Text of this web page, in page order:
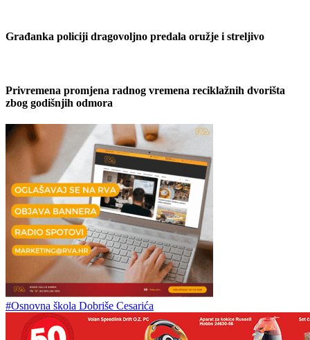
Građanka policiji dragovoljno predala oružje i streljivo
Privremena promjena radnog vremena reciklažnih dvorišta
zbog godišnjih odmora
#Osnovna škola Dobriše Cesarića